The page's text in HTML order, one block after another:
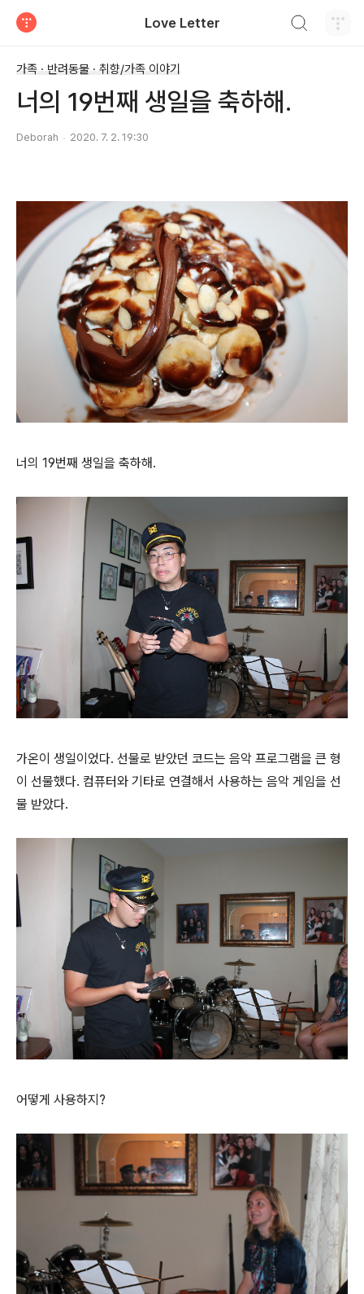
Love Letter
가족 · 반려동물 · 취향/가족 이야기
너의 19번째 생일을 축하해.
Deborah 2020. 7. 2. 19:30
너의 19번째 생일을 축하해.
가온이 생일이었다. 선물로 받았던 코드는 음악 프로그램을 큰 형
이 선물했다. 컴퓨터와 기타로 연결해서 사용하는 음악 게임을 선
물 받았다.
어떻게 사용하지?